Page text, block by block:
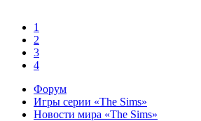
1
2
3
4
Форум
Игры серии «The Sims»
Новости мира «The Sims»